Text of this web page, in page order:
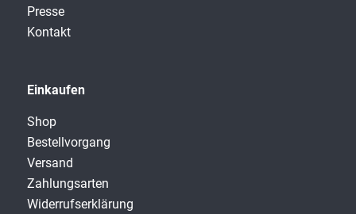
Presse
Kontakt
Einkaufen
Shop
Bestellvorgang
Versand
Zahlungsarten
Widerrufserklärung